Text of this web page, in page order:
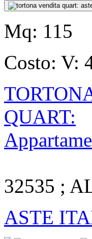
Mq: 115
Costo: V:
QUART:
32535 ;
ASTE